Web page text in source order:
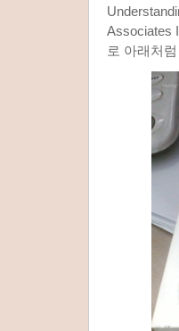
Associates
로 아래처